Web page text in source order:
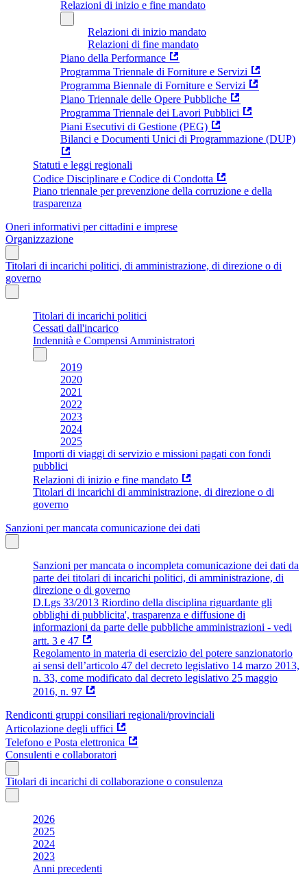
Relazioni di inizio e fine mandato
Relazioni di inizio mandato
Relazioni di fine mandato
Piano della Performance
Programma Triennale di Forniture e Servizi
Programma Biennale di Forniture e Servizi
Piano Triennale delle Opere Pubbliche
Programma Triennale dei Lavori Pubblici
Piani Esecutivi di Gestione (PEG)
Bilanci e Documenti Unici di Programmazione (DUP)
Statuti e leggi regionali
Codice Disciplinare e Codice di Condotta
Piano triennale per prevenzione della corruzione e della
trasparenza
Oneri informativi per cittadini e imprese
Organizzazione
Titolari di incarichi politici, di amministrazione, di direzione o di
governo
Titolari di incarichi politici
Cessati dall'incarico
Indennità e Compensi Amministratori
2019
2020
2021
2022
2023
2024
2025
Importi di viaggi di servizio e missioni pagati con fondi
pubblici
Relazioni di inizio e fine mandato
Titolari di incarichi di amministrazione, di direzione o di
governo
Sanzioni per mancata comunicazione dei dati
Sanzioni per mancata o incompleta comunicazione dei dati da
parte dei titolari di incarichi politici, di amministrazione, di
direzione o di governo
D.Lgs 33/2013 Riordino della disciplina riguardante gli
obblighi di pubblicita', trasparenza e diffusione di
informazioni da parte delle pubbliche amministrazioni - vedi
artt. 3 e 47
Regolamento in materia di esercizio del potere sanzionatorio
ai sensi dell’articolo 47 del decreto legislativo 14 marzo 2013,
n. 33, come modificato dal decreto legislativo 25 maggio
2016, n. 97
Rendiconti gruppi consiliari regionali/provinciali
Articolazione degli uffici
Telefono e Posta elettronica
Consulenti e collaboratori
Titolari di incarichi di collaborazione o consulenza
2026
2025
2024
2023
Anni precedenti